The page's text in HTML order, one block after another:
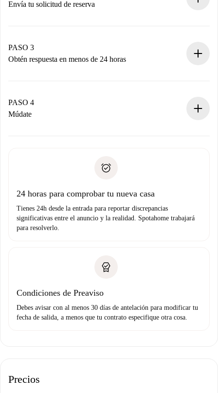
Envía tu solicitud de reserva
propietario acepte.
PASO 3
Obtén respuesta en menos de 24 horas
contacto con el propietario.
Si es rechazada: No te haremos ningún cargo y te
Prueba de solvencia
PASO 4
Múdate
no nos comunicas ningún problema.
24 horas para comprobar tu nueva casa
Tienes 24h desde la entrada para reportar discrepancias
significativas entre el anuncio y la realidad. Spotahome trabajará
para resolverlo.
Condiciones de Preaviso
Debes avisar con al menos 30 días de antelación para modificar tu
fecha de salida, a menos que tu contrato especifique otra cosa.
Precios